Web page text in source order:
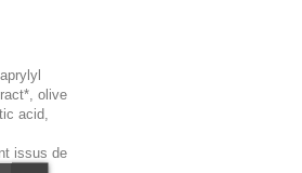
olive
acid,
issus de